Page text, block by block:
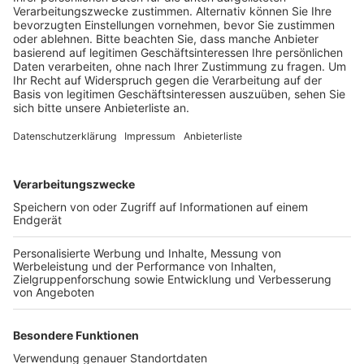
Veröffentlicht:Dienstag, 08.11.2022 13:06
Anzeige
Bereits seit 26 Jahren können Wohnungslose in der
Notunterkunft unterkommen. Sie bekommen dort
Schuldenangelegenheiten, heißt es vom Sozialdienst
katholischer Männer. Besonders in der kalten
Jahreszeit und rund um Weihnachten sei Hilfe nötig.
Die gespendeten Pakete und Lebensmittelgutscheine
können bis zum 3. Dezember in der Brühler
Beratungsstelle vom SKM im Lupinenweg 41
abgegeben werden. Weitere Infos gibt es unter 02232
22070 oder per Email